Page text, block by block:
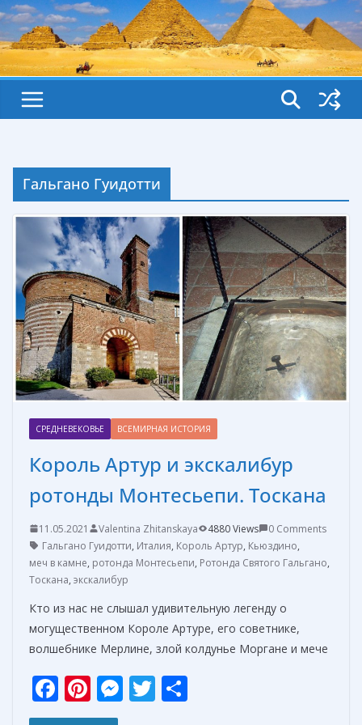
Гальгано Гуидотти
СРЕДНЕВЕКОВЬЕ ВСЕМИРНАЯ ИСТОРИЯ
Король Артур и экскалибур
ротонды Монтесьепи. Тоскана
11.05.2021 Valentina Zhitanskaya 4880 Views
0 Comments
Гальгано Гуидотти, Италия, Король Артур, Кьюздино,
меч в камне, ротонда Монтесьепи, Ротонда Святого Гальгано,
Тоскана, экскалибур
Кто из нас не слышал удивительную легенду о
могущественном Короле Артуре, его советнике,
волшебнике Мерлине, злой колдунье Моргане и мече
F
ac
Pi
nt
M T